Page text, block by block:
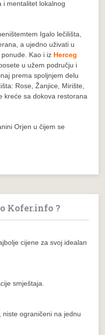
i mentalitet lokalnog
Igalo lečilišta,
a ujedno uživati u
Kao i iz Herceg
u užem području i
prema spoljnjem delu
Rose, Žanjice, Mirište,
kreće sa dokova restorana
Orjen u čijem se
Kofer.info ?
cijene za svoj idealan
smještaja.
niste ograničeni na jednu